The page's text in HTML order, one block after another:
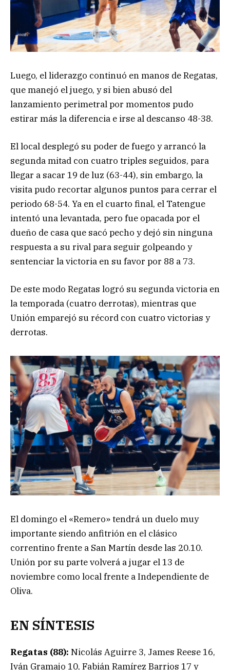
Luego, el liderazgo continuó en manos de Regatas,
que manejó el juego, y si bien abusó del
lanzamiento perimetral por momentos pudo
estirar más la diferencia e irse al descanso 48-38.
El local desplegó su poder de fuego y arrancó la
segunda mitad con cuatro triples seguidos, para
llegar a sacar 19 de luz (63-44), sin embargo, la
visita pudo recortar algunos puntos para cerrar el
periodo 68-54. Ya en el cuarto final, el Tatengue
intentó una levantada, pero fue opacada por el
dueño de casa que sacó pecho y dejó sin ninguna
respuesta a su rival para seguir golpeando y
sentenciar la victoria en su favor por 88 a 73.
De este modo Regatas logró su segunda victoria en
la temporada (cuatro derrotas), mientras que
Unión emparejó su récord con cuatro victorias y
derrotas.
El domingo el «Remero» tendrá un duelo muy
importante siendo anfitrión en el clásico
correntino frente a San Martín desde las 20.10.
Unión por su parte volverá a jugar el 13 de
noviembre como local frente a Independiente de
Oliva.
EN SÍNTESIS
Regatas (88): Nicolás Aguirre 3, James Reese 16,
Iván Gramajo 10, Fabián Ramírez Barrios 17 y